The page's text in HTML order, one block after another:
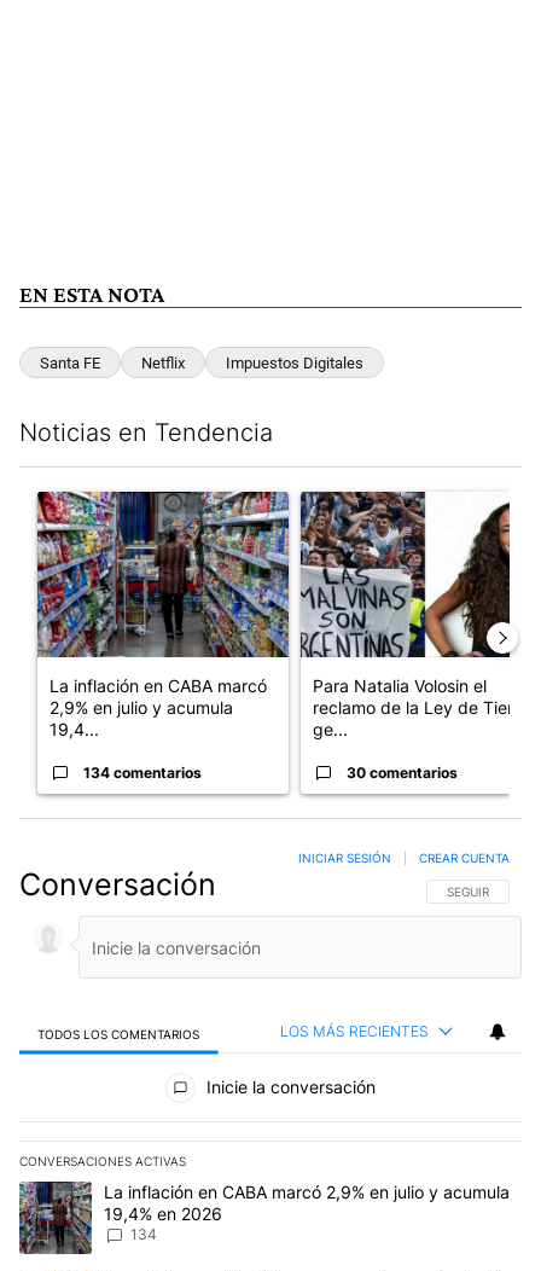
EN ESTA NOTA
Santa FE Netflix Impuestos Digitales
Noticias en Tendencia
Un artículo de tendencia con el título "La inflación en CABA
La inflación en CABA marcó
2,9% en julio y acumula
19,4...
134 comentarios
Un artículo de tendencia con
Para Natalia Volosin el
reclamo de la Ley de Tierras
ge...
30 comentarios
Conversación SIGA ESTA
SEGUIR
INICIAR SESIÓN CREAR CUENTA
TODOS LOS COMENTARIOS LOS MÁS RECIENTES
Todos los comentarios
Inicie la conversación
CONVERSACIONES ACTIVAS
Este listado muestra los artículos con más comentarios en los
Un artículo de tendencia con el título "La inflación en CABA
La inflación en CABA marcó 2,9% en julio y acumula
19,4% en 2026
134